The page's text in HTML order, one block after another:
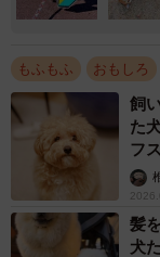
もふもふ おもしろ
飼
た
フ
髪
犬